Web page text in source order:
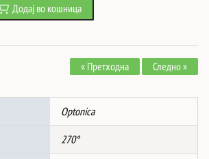
Додај во кошница
« Претходна Следно »
Optonica
270°